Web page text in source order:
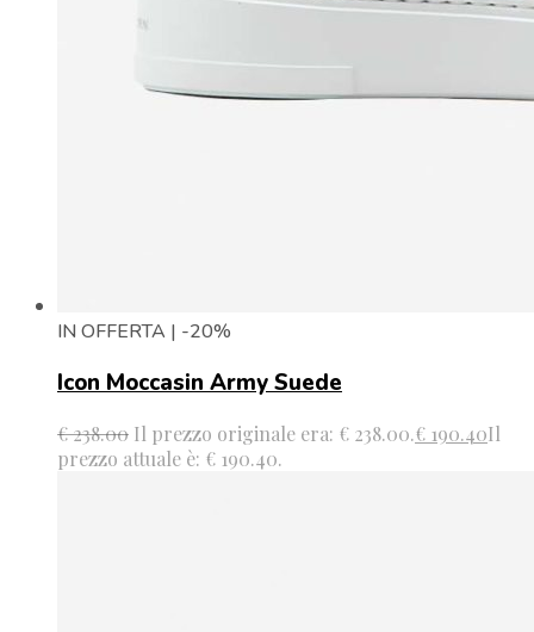
IN OFFERTA | -20%
Icon Moccasin Army Suede
€238.00 Il prezzo originale era: € 238.00.€ 190.40Il
prezzo attuale è: € 190.40.